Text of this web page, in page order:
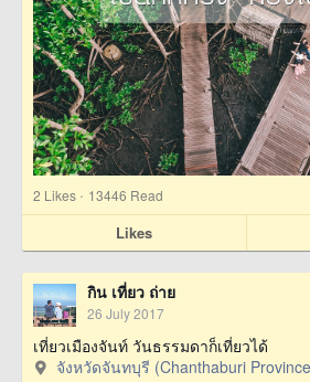
2 Likes · 13446 Read
Likes
กิน เที่ยว ถ่าย
26 July 2017
เที่ยวเมืองจันท์ วันธรรมดาก็เที่ยวได้
จังหวัดจันทบุรี (Chanthaburi